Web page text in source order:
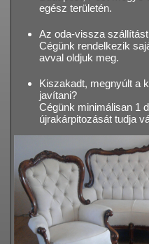
egész területén.
Az oda-vissza
Cégünk rendelkezik
avval oldjuk meg.
Kiszakadt, megnyúlt a
javítani?
Cégünk minimálisan 1
újrakárpitozását tudja